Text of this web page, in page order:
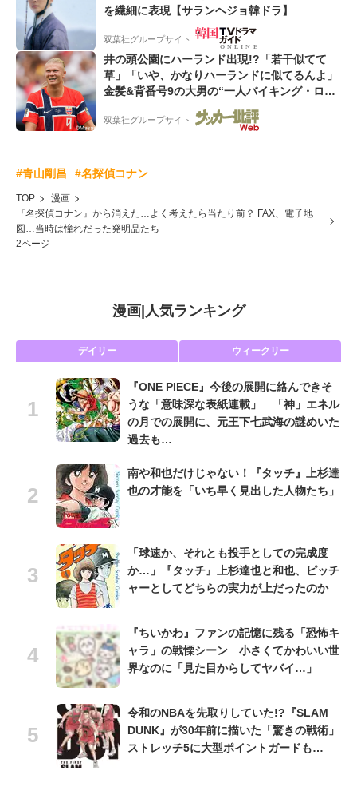
を繊細に表現【サランヘジョ韓ドラ】
双葉社グループサイト
井の頭公園にハーランド出現!?「若干似てて
草」「いや、かなりハーランドに似てるんよ」
金髪&背番号9の大男の“一人バイキング・ロ
ー”映像が話題!「元気をもらった」
双葉社グループサイト
#青山剛昌 #名探偵コナン
TOP
漫画
『名探偵コナン』から消えた…よく考えたら当たり前？ FAX、電子地
図…当時は憧れだった発明品たち
2ページ
漫画| 人気ランキング
デイリー ウィークリー
『ONE PIECE』今後の展開に絡んできそ
うな「意味深な表紙連載」 「神」エネル
の月での展開に、元王下七武海の謎めいた
過去も…
南や和也だけじゃない！『タッチ』上杉達
也の才能を「いち早く見出した人物たち」
「球速か、それとも投手としての完成度
か…」『タッチ』上杉達也と和也、ピッチ
ャーとしてどちらの実力が上だったのか
『ちいかわ』ファンの記憶に残る「恐怖キ
ャラ」の戦慄シーン 小さくてかわいい世
界なのに「見た目からしてヤバイ…」
令和のNBAを先取りしていた!?『SLAM
DUNK』が30年前に描いた「驚きの戦術」
ストレッチ5に大型ポイントガードも…